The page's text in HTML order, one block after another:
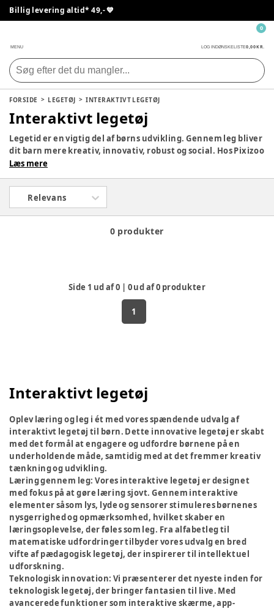
Billig levering altid* 49,- 💙
MENU LOG INDØNSKELISTE0,00 KR.
0
FORSIDE LEGETØJ INTERAKTIVT LEGETØJ
Interaktivt legetøj
Legetid er en vigtig del af børns udvikling. Gennem leg bliver
dit barn mere kreativ, innovativ, robust og social. Hos Pixizoo
har vi samlet det bedste legetøj til både babyer og børn.
barn her.
Læs mere
Relevans
0 produkter
Side 1 ud af0 | 0ud af0 produkter
1
Interaktivt legetøj
Oplev læring og leg i ét med vores spændende udvalg af
interaktivt legetøj til børn. Dette innovative legetøj er skabt
med det formål at engagere og udfordre børnene på en
underholdende måde, samtidig med at det fremmer kreativ
tænkning og udvikling.
Læring gennem leg: Vores interaktive legetøj er designet
med fokus på at gøre læring sjovt. Gennem interaktive
elementer såsom lys, lyde og sensorer stimuleres børnenes
nysgerrighed og opmærksomhed, hvilket skaber en
læringsoplevelse, der føles som leg. Fra alfabetleg til
matematiske udfordringer tilbyder vores udvalg en bred
vifte af pædagogisk legetøj, der inspirerer til intellektuel
udforskning.
Teknologisk innovation: Vi præsenterer det nyeste inden for
teknologisk legetøj, der bringer fantasien til live. Med
avancerede funktioner som interaktive skærme, app-